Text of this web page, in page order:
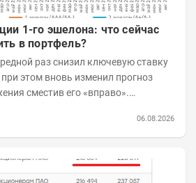
1-го эшелона: что сейчас
в портфель?
раз снизил ключевую ставку
при этом вновь изменил прогноз
сместив его «вправо».
06.08.2026